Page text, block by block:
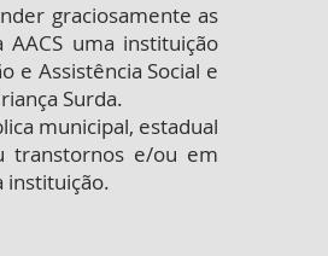
graciosamente as
uma instituição
e Assistência Social e
Surda.
municipal, estadual
transtornos e/ou em
instituição.